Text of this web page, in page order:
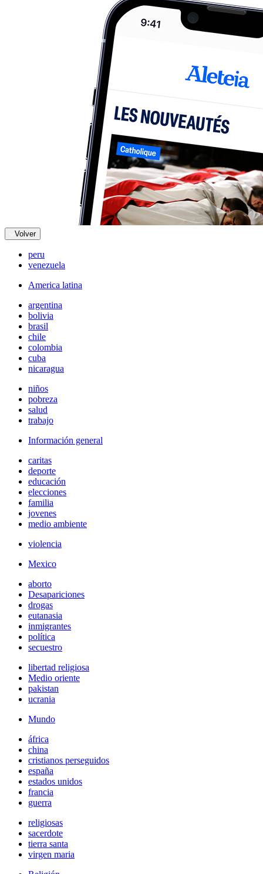
Volver
peru
venezuela
America latina
argentina
bolivia
brasil
chile
colombia
cuba
nicaragua
niños
pobreza
salud
trabajo
Información general
caritas
deporte
educación
elecciones
familia
jovenes
medio ambiente
violencia
Mexico
aborto
Desapariciones
drogas
eutanasia
inmigrantes
política
secuestro
libertad religiosa
Medio oriente
pakistan
ucrania
Mundo
áfrica
china
cristianos perseguidos
españa
estados unidos
francia
guerra
religiosas
sacerdote
tierra santa
virgen maria